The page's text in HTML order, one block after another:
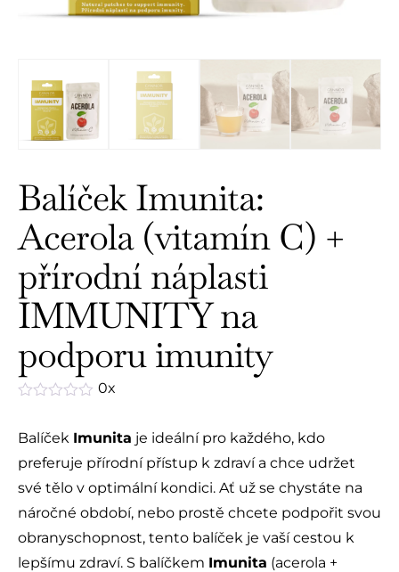
Balíček Imunita:
Acerola (vitamín C) +
přírodní náplasti
IMMUNITY na
podporu imunity
z
0x
Balíček Imunita je ideální pro každého, kdo
preferuje přírodní přístup k zdraví a chce udržet
své tělo v optimální kondici. Ať už se chystáte na
náročné období, nebo prostě chcete podpořit svou
obranyschopnost, tento balíček je vaší cestou k
lepšímu zdraví. S balíčkem Imunita (acerola +